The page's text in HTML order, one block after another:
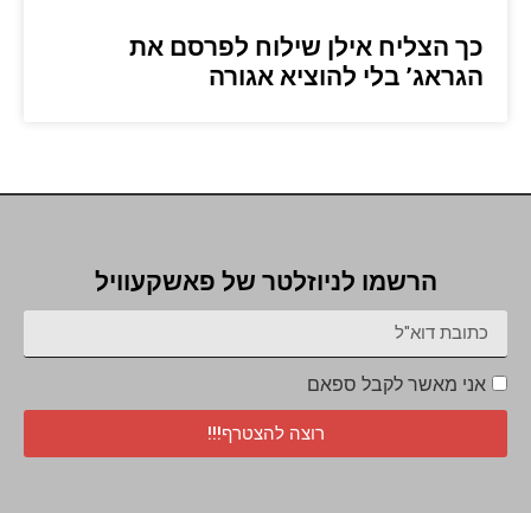
כך הצליח אילן שילוח לפרסם את
הגראג’ בלי להוציא אגורה
הרשמו לניוזלטר של פאשקעוויל
אני מאשר לקבל ספאם
רוצה להצטרף!!!